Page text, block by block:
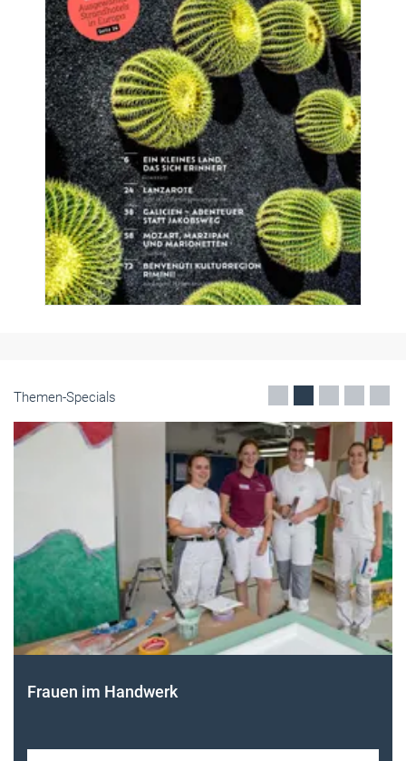
Themen-Specials
Frauen im Handwerk